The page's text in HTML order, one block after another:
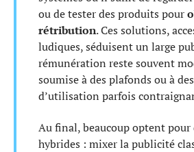
ou de tester des produits pour
rétribution. Ces solutions,
ludiques, séduisent un large
rémunération reste souvent
soumise à des plafonds ou à
d’utilisation parfois
Au final, beaucoup optent pour
hybrides : mixer la publicité